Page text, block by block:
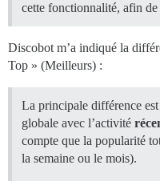
cette fonctionnalité, afin
Discobot m’a indiqué la
Top » (Meilleurs) :
La principale différence
globale avec l’activité
compte que la popularité
la semaine ou le mois).